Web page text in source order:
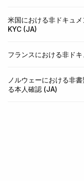
米国における非ドキュ
KYC (JA)
フランスにおける非ド
ノルウェーにおける非
る本人確認 (JA)